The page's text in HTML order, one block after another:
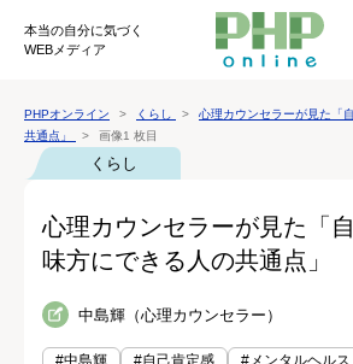
本当の自分に気づく
WEBメディア
PHPオンライン くらし
心理カウンセラーが見た「
共通点」
画像1 枚目
くらし
心理カウンセラーが見た「
味方にできる人の共通点」
中島輝（心理カウンセラー）
#中島輝 #自己肯定感 #メンタルヘルス